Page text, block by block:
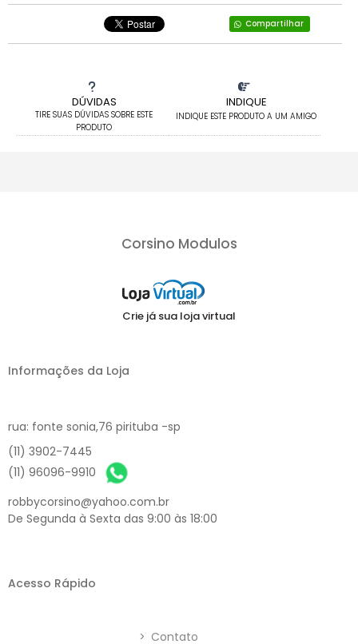
Compartilhar
DÚVIDAS
TIRE SUAS DÚVIDAS SOBRE ESTE
PRODUTO
INDIQUE
INDIQUE ESTE PRODUTO A UM AMIGO
Corsino Modulos
Crie já sua loja virtual
Informações da Loja
rua: fonte sonia,76 pirituba -sp
(11) 3902-7445
(11) 96096-9910
robbycorsino@yahoo.com.br
De Segunda à Sexta das 9:00 às 18:00
Acesso Rápido
> Contato